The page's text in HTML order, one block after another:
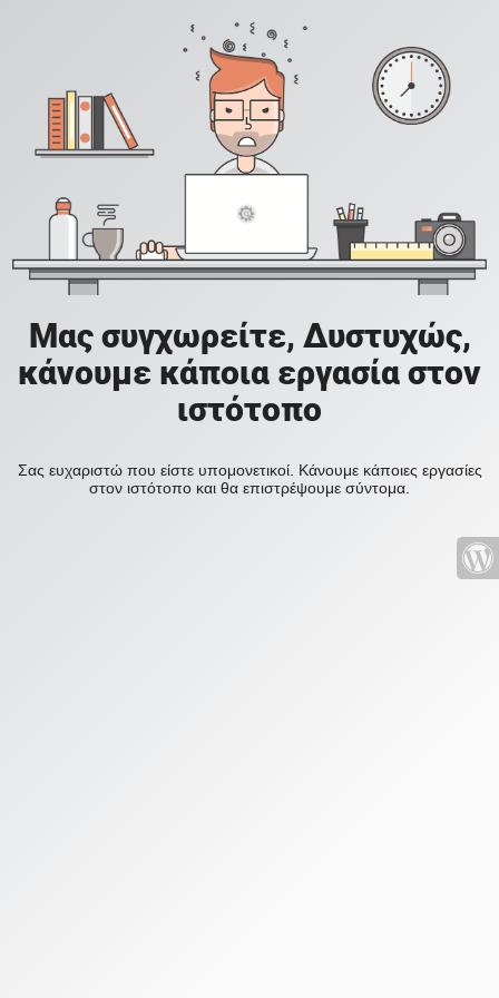
Μας συγχωρείτε, Δυστυχώς,
κάνουμε κάποια εργασία στον
ιστότοπο
Σας ευχαριστώ που είστε υπομονετικοί. Κάνουμε κάποιες εργασίες
στον ιστότοπο και θα επιστρέψουμε σύντομα.